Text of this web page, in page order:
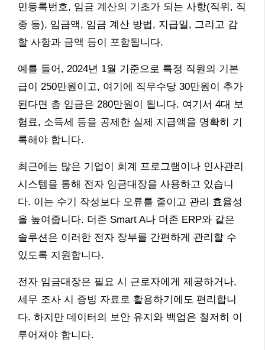
민등록번호, 임금 계산의 기초가 되는 사항(직위, 직
종 등), 임금액, 임금 계산 방법, 지급일, 그리고 감
할 사항과 금액 등이 포함됩니다.
예를 들어, 2024년 1월 기준으로 특정 직원의 기본
급이 250만원이고, 여기에 직무수당 30만원이 추가
된다면 총 임금은 280만원이 됩니다. 여기서 4대 보
험료, 소득세 등을 공제한 실제 지급액을 명확히 기
록해야 합니다.
최근에는 많은 기업이 회계 프로그램이나 인사관리
시스템을 통해 전자 임금대장을 사용하고 있습니
다. 이는 수기 작성보다 오류를 줄이고 관리 효율성
을 높여줍니다. 더존 Smart A나 더존 ERP와 같은
솔루션은 이러한 전자 장부를 간편하게 관리할 수
있도록 지원합니다.
전자 임금대장은 필요 시 근로자에게 제공하거나,
세무 조사 시 증빙 자료로 활용하기에도 편리합니
다. 하지만 데이터의 보안 유지와 백업은 철저히 이
루어져야 합니다.